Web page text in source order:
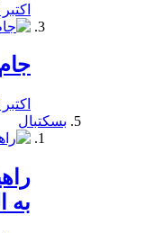
اکتبر 16, 2019
اکتبر 15, 2019
بسکتبال
به